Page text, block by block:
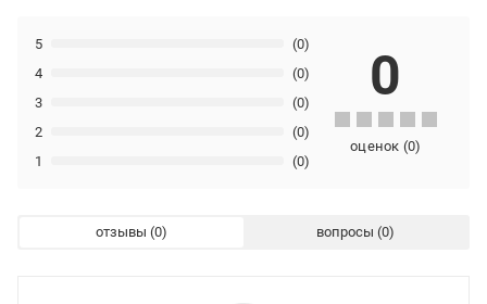
1 (0)
2 (0)
3 (0)
4 (0)
5 (0)
0
оценок (0)
отзывы вопросы